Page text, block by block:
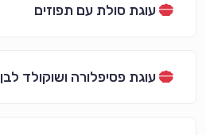
עוגת סולת עם תפוזים
עוגת פסיפלורה ושוקולד לבן